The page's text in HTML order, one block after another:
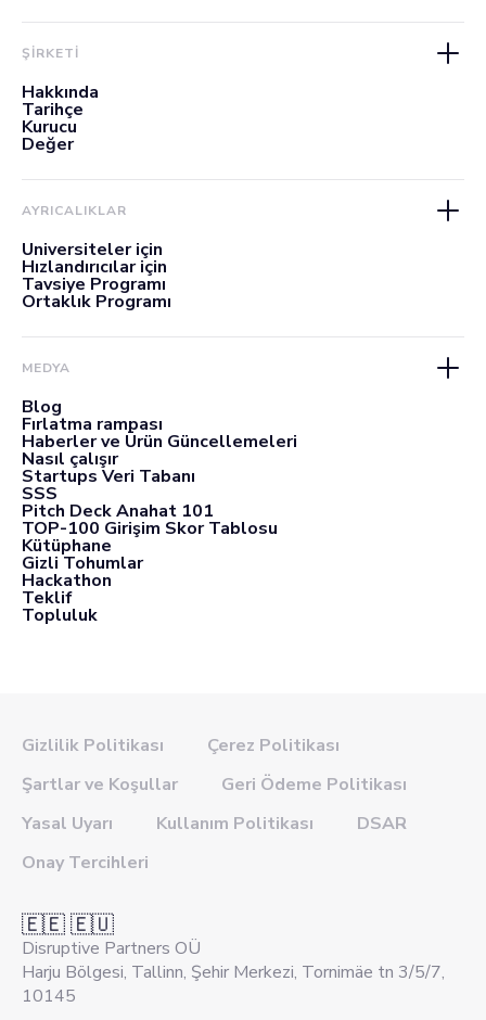
ŞİRKETİ
Hakkında
Tarihçe
Kurucu
Değer
AYRICALIKLAR
Üniversiteler için
Hızlandırıcılar için
Tavsiye Programı
Ortaklık Programı
MEDYA
Blog
Fırlatma rampası
Haberler ve Ürün Güncellemeleri
Nasıl çalışır
Startups Veri Tabanı
SSS
Pitch Deck Anahat 101
TOP-100 Girişim Skor Tablosu
Kütüphane
Gizli Tohumlar
Hackathon
Teklif
Topluluk
Gizlilik Politikası
Çerez Politikası
Şartlar ve Koşullar
Geri Ödeme Politikası
Yasal Uyarı
Kullanım Politikası
DSAR
Onay Tercihleri
🇪🇪 🇪🇺
Disruptive Partners OÜ
Harju Bölgesi, Tallinn, Şehir Merkezi, Tornimäe tn 3/5/7,
10145